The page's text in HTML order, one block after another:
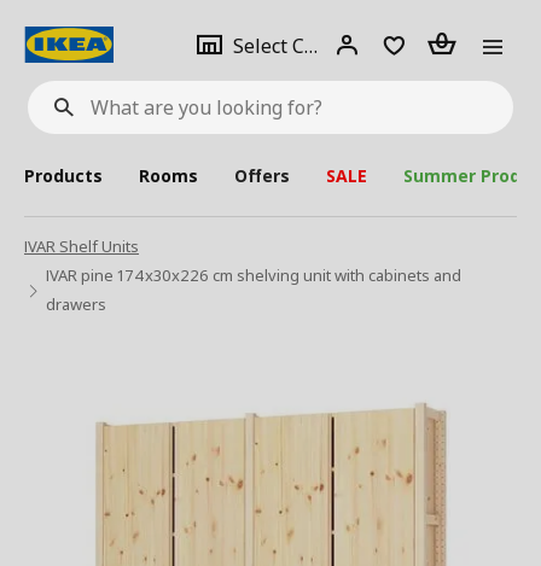
What
are
looking
for?
Select City Select
city
Login Piece(s)
Products Rooms Offers SALE Summer
IVAR Shelf Units
IVAR pine 174x30x226 cm shelving unit with cabinets and
drawers